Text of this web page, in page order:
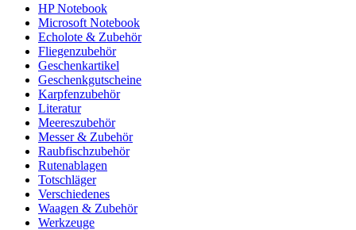
HP Notebook
Microsoft Notebook
Echolote & Zubehör
Fliegenzubehör
Geschenkartikel
Geschenkgutscheine
Karpfenzubehör
Literatur
Meereszubehör
Messer & Zubehör
Raubfischzubehör
Rutenablagen
Totschläger
Verschiedenes
Waagen & Zubehör
Werkzeuge